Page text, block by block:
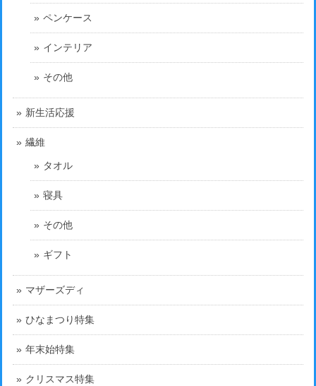
ペンケース
インテリア
その他
新生活応援
繊維
タオル
寝具
その他
ギフト
マザーズディ
ひなまつり特集
年末始特集
クリスマス特集